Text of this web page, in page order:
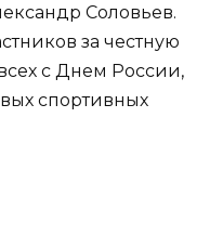
Соловьев.
за честную
с Днем России,
спортивных